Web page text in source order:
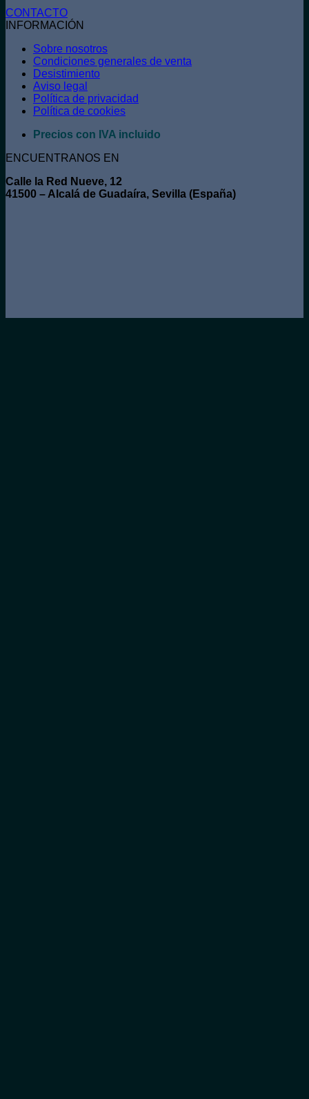
CONTACTO
INFORMACIÓN
Sobre nosotros
Condiciones generales de venta
Desistimiento
Aviso legal
Política de privacidad
Política de cookies
Precios con IVA incluido
ENCUENTRANOS EN
Calle la Red Nueve, 12
41500 – Alcalá de Guadaíra, Sevilla (España)